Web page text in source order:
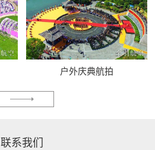
户外庆典航拍
联系我们